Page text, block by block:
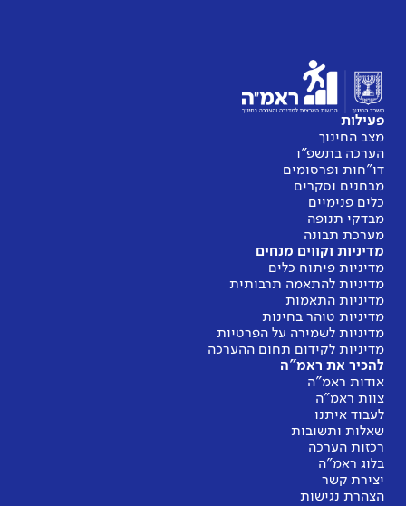
פעילות
מצב החינוך
הערכה בתשפ"ו
דו"חות ופרסומים
מבחנים וסקרים
כלים פנימיים
מבדקי תנופה
מערכת תבונה
מדיניות וקווים מנחים
מדיניות פיתוח כלים
מדיניות להתאמה תרבותית
מדיניות התאמות
מדיניות טוהר בחינות
מדיניות לשמירה על הפרטיות
מדיניות לקידום תחום ההערכה
להכיר את ראמ"ה
אודות ראמ"ה
צוות ראמ"ה
לעבוד איתנו
שאלות ותשובות
רכזות הערכה
בלוג ראמ"ה
יצירת קשר
הצהרת נגישות